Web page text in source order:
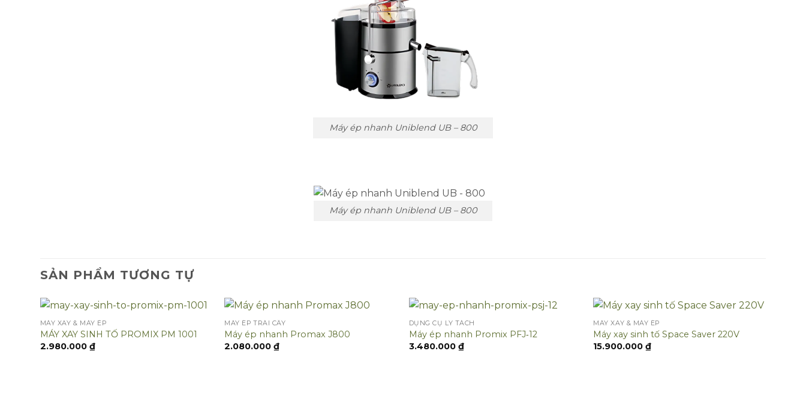
Máy ép nhanh Uniblend UB – 800
Máy ép nhanh Uniblend UB – 800
SẢN PHẨM TƯƠNG TỰ
MÁY XAY & MÁY ÉP
MÁY XAY SINH TỐ PROMIX PM 1001
2.980.000 ₫
MÁY ÉP TRÁI CÂY
Máy ép nhanh Promax J800
2.080.000₫
DỤNG CỤ LY TÁCH
Máy ép nhanh Promix PFJ‑12
3.480.000 ₫
MÁY XAY & MÁY ÉP
Máy xay sinh tố Space Saver 220V
15.900.000₫